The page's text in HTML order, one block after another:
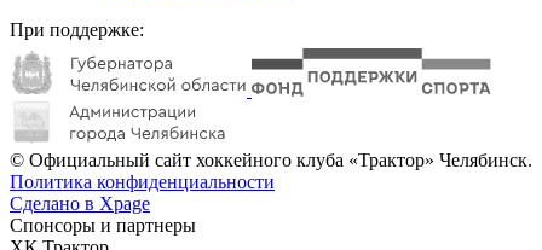
При поддержке:
© Официальный сайт хоккейного клуба «Трактор» Челябинск.
Политика конфиденциальности
Сделано в Xpage
Спонсоры и партнеры